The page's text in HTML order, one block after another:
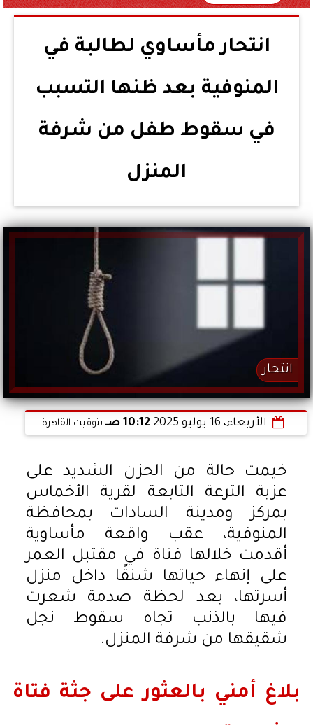
انتحار مأساوي لطالبة في
المنوفية بعد ظنها التسبب
في سقوط طفل من شرفة
المنزل
انتحار
الأربعاء، 16 يوليو 2025 10:12 صـ بتوقيت القاهرة
خيمت حالة من الحزن الشديد على
عزبة الترعة التابعة لقرية الأخماس
بمركز ومدينة السادات بمحافظة
المنوفية، عقب واقعة مأساوية
أقدمت خلالها فتاة في مقتبل العمر
على إنهاء حياتها شنقًا داخل منزل
أسرتها، بعد لحظة صدمة شعرت
فيها بالذنب تجاه سقوط نجل
شقيقها من شرفة المنزل.
بلاغ أمني بالعثور على جثة فتاة